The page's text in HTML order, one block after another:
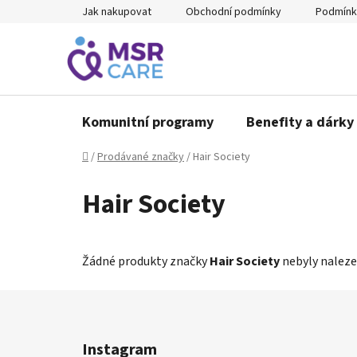
Jak nakupovat Obchodní podmínky
Komunitní programy Benefity a dárky
Domů
/Prodávané značky/Hair Society
Hair Society
Žádné produkty značkyHair Societynebyly
Instagram